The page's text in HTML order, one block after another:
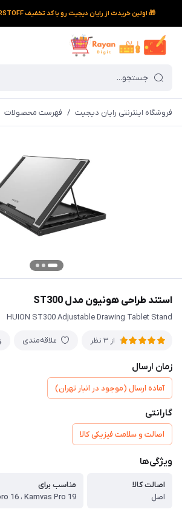
🎁 اولین خریدت از رایان دیجیت رو با کد تخفیف FIRSTOFF ارزون‌تر انجام بده.
فروشگاه اینترنتی رایان دیجیت / فهرست محصولات
استند طراحی هوئیون مدل ST300
HUION ST300 Adjustable Drawing Tablet Stand
از 3 نظر علاقه‌مندی
زمان ارسال
آماده ارسال (موجود در انبار تهران)
گارانتی
اصالت و سلامت فیزیکی کالا
ویژگی‌ها
اصالت کالا
اصل
مناسب برای